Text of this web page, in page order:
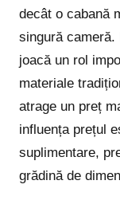
decât o cabană
singură cameră.
joacă un rol
materiale
atrage un preț
influența prețul
suplimentare,
grădină de